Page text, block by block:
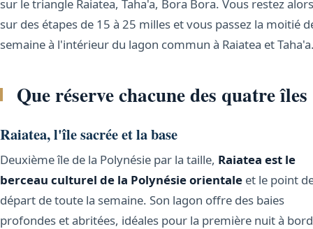
sur le triangle Raiatea, Taha'a, Bora Bora. Vous restez alors
sur des étapes de 15 à 25 milles et vous passez la moitié
semaine à l'intérieur du lagon commun à Raiatea et
Que réserve chacune des quatre îles
Raiatea, l'île sacrée et la base
Deuxième île de la Polynésie par la taille, Raiatea est le
berceau culturel de la Polynésie orientale et le point
départ de toute la semaine. Son lagon offre des baies
profondes et abritées, idéales pour la première nuit à